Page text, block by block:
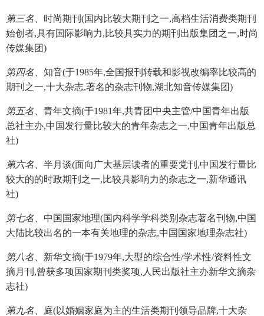
第三名、 时尚期刊(国内比较大期刊之一,高档生活消费类期刊
始创者,具有国际影响力,比较具实力的期刊出版集团之一,时尚
传媒集团)
第四名、 知音(于1985年,全国报刊转载和影视改编率比较高的
期刊之一,十大杂志,著名的杂志刊物,湖北知音传媒集团)
第五名、 青年文摘(于1981年,共青团中央主管/中国青年出版
总社主办,中国发行量比较大的青年杂志之一,中国青年出版总
社)
第六名、 半月谈(面向广大基层读者的重要党刊,中国发行量比
较大的的时政期刊之一,比较具影响力的杂志之一,新华通讯
社)
第七名、 中国国家地理(国内科学学科类别杂志著名刊物,中国
大陆比较出名的一本有关地理的杂志,中国国家地理杂志社)
第八名、 新华文摘(于1979年,大型的综合性/学术性/资料性文
摘月刊,曾获多项国家期刊类奖项,人民出版社主办新华文摘杂
志社)
第九名、 庭(以婚姻家庭为主的生活类期刊领导品牌,十大杂